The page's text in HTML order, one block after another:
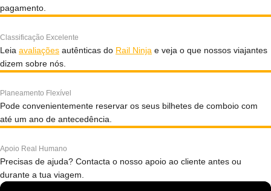
pagamento.
Classificação Excelente
Leia avaliações autênticas do Rail Ninja e veja o que nossos viajantes
dizem sobre nós.
Planeamento Flexível
Pode convenientemente reservar os seus bilhetes de comboio com
até um ano de antecedência.
Apoio Real Humano
Precisas de ajuda? Contacta o nosso apoio ao cliente antes ou
durante a tua viagem.